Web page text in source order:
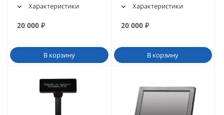
Характеристики
20 000 ₽
В корзину
Характеристики
20 000₽
В корзину